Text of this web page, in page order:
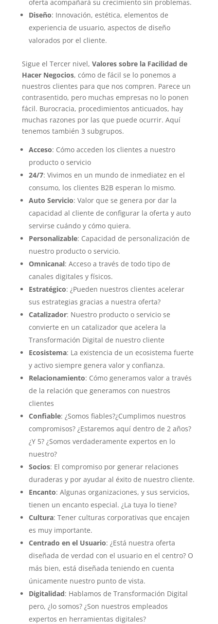
oferta acompañará su crecimiento sin problemas.
Diseño: Innovación, estética, elementos de
experiencia de usuario, aspectos de diseño
valorados por el cliente.
Sigue el Tercer nivel, Valores sobre la Facilidad de
Hacer Negocios, cómo de fácil se lo ponemos a
nuestros clientes para que nos compren. Parece un
contrasentido, pero muchas empresas no lo ponen
fácil. Burocracia, procedimientos anticuados, hay
muchas razones por las que puede ocurrir. Aquí
tenemos también 3 subgrupos.
Acceso: Cómo acceden los clientes a nuestro
producto o servicio
24/7: Vivimos en un mundo de inmediatez en el
consumo, los clientes B2B esperan lo mismo.
Auto Servicio: Valor que se genera por dar la
capacidad al cliente de configurar la oferta y auto
servirse cuándo y cómo quiera.
Personalizable: Capacidad de personalización de
nuestro producto o servicio.
Omnicanal: Acceso a través de todo tipo de
canales digitales y físicos.
Estratégico: ¿Pueden nuestros clientes acelerar
sus estrategias gracias a nuestra oferta?
Catalizador: Nuestro producto o servicio se
convierte en un catalizador que acelera la
Transformación Digital de nuestro cliente
Ecosistema: La existencia de un ecosistema fuerte
y activo siempre genera valor y confianza.
Relacionamiento: Cómo generamos valor a través
de la relación que generamos con nuestros
clientes
Confiable: ¿Somos fiables?¿Cumplimos nuestros
compromisos? ¿Estaremos aquí dentro de 2 años?
¿Y 5? ¿Somos verdaderamente expertos en lo
nuestro?
Socios: El compromiso por generar relaciones
duraderas y por ayudar al éxito de nuestro cliente.
Encanto: Algunas organizaciones, y sus servicios,
tienen un encanto especial. ¿La tuya lo tiene?
Cultura: Tener culturas corporativas que encajen
es muy importante.
Centrado en el Usuario: ¿Está nuestra oferta
diseñada de verdad con el usuario en el centro? O
más bien, está diseñada teniendo en cuenta
únicamente nuestro punto de vista.
Digitalidad: Hablamos de Transformación Digital
pero, ¿lo somos? ¿Son nuestros empleados
expertos en herramientas digitales?